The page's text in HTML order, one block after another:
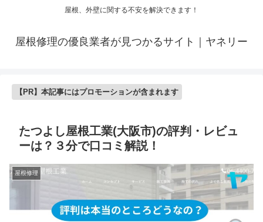
屋根、外壁に関する不安を解決できます！
屋根修理の優良業者が見つかるサイト｜ヤネリー
【PR】本記事にはプロモーションが含まれます
たつよし屋根工業(大阪市)の評判・レビュ
ーは？３分で口コミ解説！
屋根修理